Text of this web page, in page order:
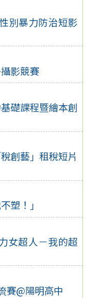
別暴力防治短影
影競賽
礎課程暨繪本創
創藝」租稅短片
塑！」
女超人－我的超
賽@陽明高中